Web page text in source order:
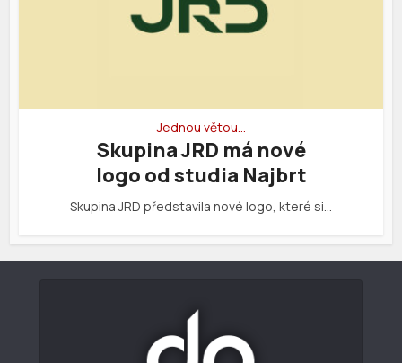
Jednou větou…
Skupina JRD má nové
logo od studia Najbrt
Skupina JRD představila nové logo, které si…